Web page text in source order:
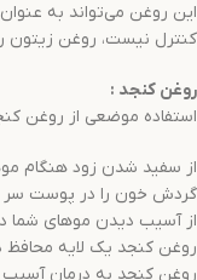
این روغن می‌تواند به
کنترل نیست، روغن زیتون
روغن کنجد :
استفاده موضعی از روغن
از سفید شدن زود هنگام
گردش خون را در پوست سر
از آسیب دیدن موهای شما
روغن کنجد یک لایه
روغن کنجد به درمان آسیب